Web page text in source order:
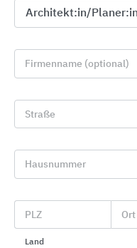
CWS MediLine
CWS Hygiene Deutschland
Firmenname (optional)
Straße
Hausnummer
PLZ Ort
Land